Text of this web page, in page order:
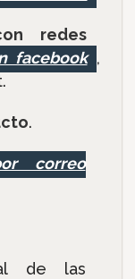
redes
facebook ,
.
correo
de las